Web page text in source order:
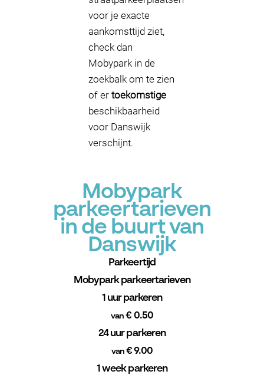
voor je exacte
aankomsttijd ziet,
check dan
Mobypark in de
zoekbalk om te zien
of er toekomstige
beschikbaarheid
voor Danswijk
verschijnt.
Mobypark
parkeertarieven
in de buurt van
Danswijk
Parkeertijd
Mobypark parkeertarieven
1 uur parkeren
van € 0.50
24 uur parkeren
van€ 9.00
1 week parkeren